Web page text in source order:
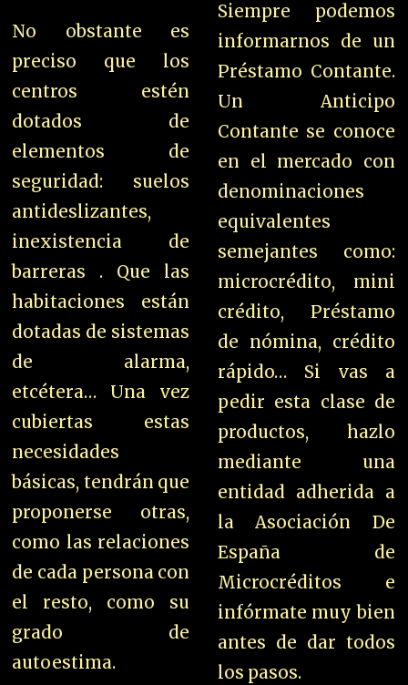
No obstante es
preciso que los
centros estén
dotados de
elementos de
seguridad: suelos
antideslizantes,
inexistencia de
barreras . Que las
habitaciones están
dotadas de sistemas
de alarma,
etcétera… Una vez
cubiertas estas
necesidades
básicas, tendrán que
proponerse otras,
como las relaciones
de cada persona con
el resto, como su
grado de
autoestima.
Siempre podemos
informarnos de un
Préstamo Contante.
Un Anticipo
Contante se conoce
en el mercado con
denominaciones
equivalentes
semejantes como:
microcrédito, mini
crédito, Préstamo
de nómina, crédito
rápido… Si vas a
pedir esta clase de
productos, hazlo
mediante una
entidad adherida a
la Asociación De
España de
Microcréditos e
infórmate muy bien
antes de dar todos
los pasos.